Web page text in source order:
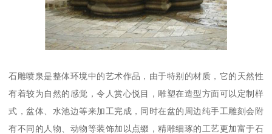
石雕喷泉是整体环境中的艺术作品，由于特别的材质，它的天然性
有着较为自然的感觉，令人赏心悦目，雕塑在造型方面可以定制样
式，盆体、水池边等来加工完成，同时在盆的周边纯手工雕刻会附
有不同的人物、动物等装饰加以点缀，精雕细琢的工艺更加富于石